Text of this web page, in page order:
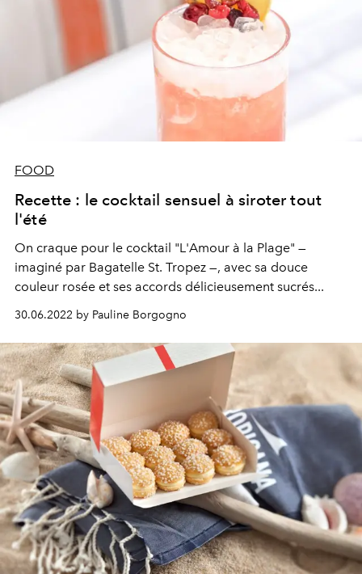
FOOD
Recette : le cocktail sensuel à siroter tout
l'été
On craque pour le cocktail "L'Amour à la Plage" —
imaginé par Bagatelle St. Tropez —, avec sa douce
couleur rosée et ses accords délicieusement sucrés...
30.06.2022 by Pauline Borgogno